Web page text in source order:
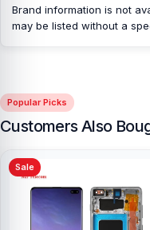
Brand information is not
may be listed without a
Popular Picks
Customers Also
Sale